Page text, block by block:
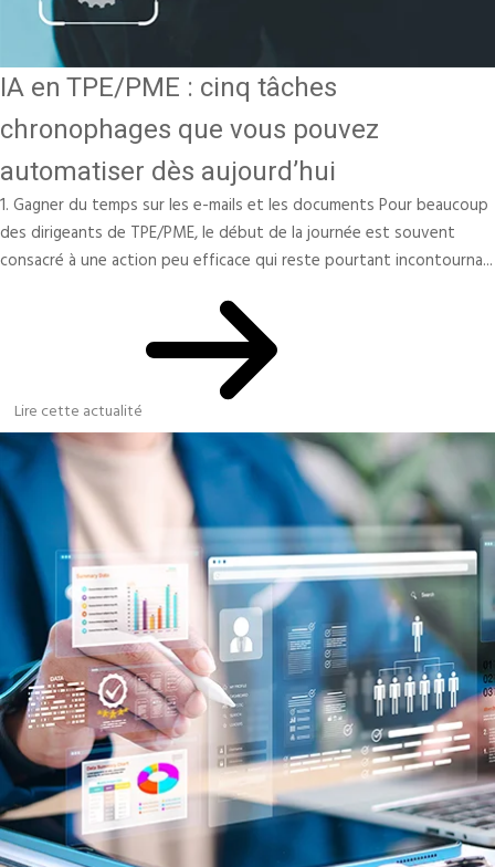
IA en TPE/PME : cinq tâches
chronophages que vous pouvez
automatiser dès aujourd’hui
1. Gagner du temps sur les e-mails et les documents Pour beaucoup
des dirigeants de TPE/PME, le début de la journée est souvent
consacré à une action peu efficace qui reste pourtant incontourna...
Lire cette actualité